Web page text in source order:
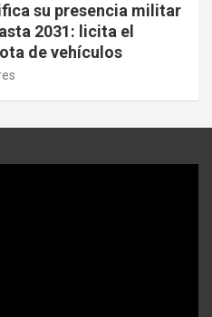
su presencia militar
2031: licita el
de vehículos